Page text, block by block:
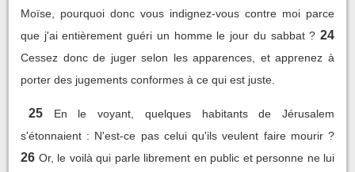
Moïse, pourquoi donc vous indignez-vous contre moi parce
que j'ai entièrement guéri un homme le jour du sabbat ? 24
Cessez donc de juger selon les apparences, et apprenez à
porter des jugements conformes à ce qui est juste.
25
En le voyant, quelques habitants de Jérusalem
s'étonnaient : N'est-ce pas celui qu'ils veulent faire mourir ?
26 Or, le voilà qui parle librement en public et personne ne lui